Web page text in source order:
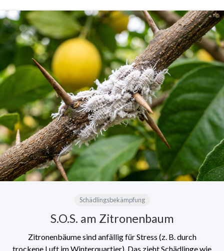
Schädlingsbekämpfung
S.O.S. am Zitronenbaum
Zitronenbäume sind anfällig für Stress (z. B. durch
trockene Luft im Winterquartier). Das zieht Schädlinge wie